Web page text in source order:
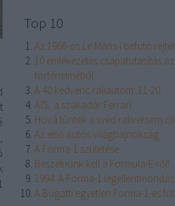
Top 10
Az 1966-os Le Mans-i befutó
10 emlékezetes csapatutasítás
történelméből
A 40 kedvenc raliautóm: 11-20
ATS, a szakadár Ferrari
Hová tűntek a svéd
Az első autós világbajnokság
A Forma-1 születése
Beszélnünk kell a Formula-E-ről!
1994: A Forma-1
A Bugatti egyetlen Forma-1-es